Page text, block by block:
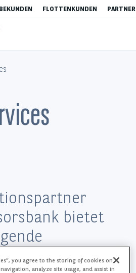
FLOTTENKUNDEN PARTNER
Leasing
bietet
you agree to the storing of cookies on
analyze site usage, and assist in